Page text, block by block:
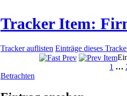
Tracker Item:
Tracker auflisten Einträge dieses
1 …
Betrachten